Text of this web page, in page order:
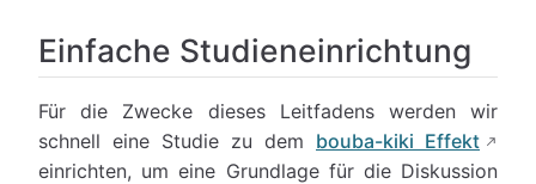
Einfache Studieneinrichtung
Für die Zwecke dieses Leitfadens werden wir
schnell eine Studie zu dem bouba-kiki Effekt
einrichten, um eine Grundlage für die Diskussion